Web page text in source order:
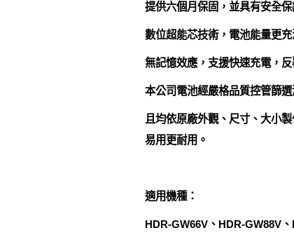
提供六個月保固，並具有安全保
數位超能芯技術，電池能量更
無記憶效應，支援快速充電，
本公司電池經嚴格品質控管篩
且均依原廠外觀、尺寸、大小
易用更耐用。
適用機種：
HDR-GW66V、HDR-GW88V